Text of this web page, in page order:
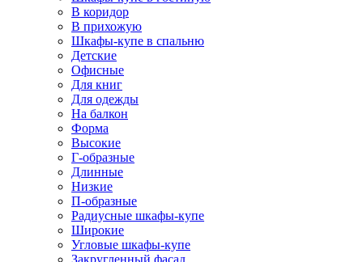
В коридор
В прихожую
Шкафы-купе в спальню
Детские
Офисные
Для книг
Для одежды
На балкон
Форма
Высокие
Г-образные
Длинные
Низкие
П-образные
Радиусные шкафы-купе
Широкие
Угловые шкафы-купе
Закругленный фасад